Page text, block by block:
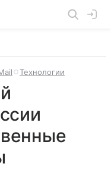
Технологии